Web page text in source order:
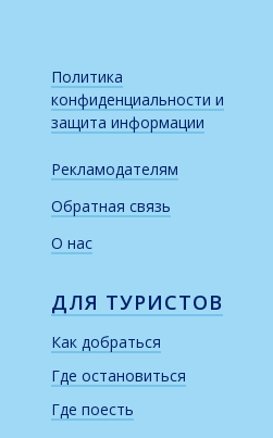
Политика
конфиденциальности и
защита информации
Рекламодателям
Обратная связь
О нас
ДЛЯ ТУРИСТОВ
Как добраться
Где остановиться
Где поесть